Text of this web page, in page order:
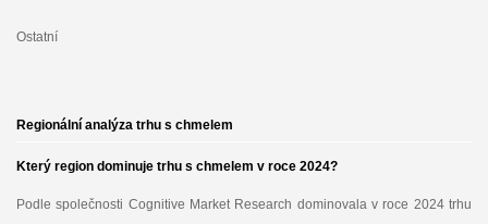
Ostatní
Regionální analýza trhu s chmelem
Který region dominuje trhu s chmelem v roce 2024?
Podle společnosti Cognitive Market Research dominovala v roce 2024 trhu